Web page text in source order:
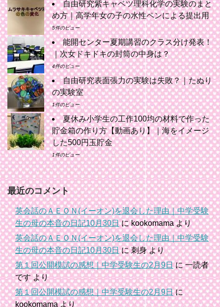
自由研究紫キャベツ理科化学の実験のまと
め方｜高学年女の子の水性ペンによる提出用
5件のビュー
能開センター夏期講習のクラス分け発表！
｜次女ドキドキの封筒の中身は？
4件のビュー
自由研究表面張力の実験は失敗？｜たぬり
の実験室
1件のビュー
夏休み小学生の工作100均の材料で作った
貯金箱の作り方【動画あり】｜海をイメージ
した500円玉貯金
1件のビュー
最近のコメント
英会話のＡＥＯＮ(イーオン)を退会した理由｜中学受験
生の母の本音の日記10月30日にkookomamaより
英会話のＡＥＯＮ(イーオン)を退会した理由｜中学受験
生の母の本音の日記10月30日に刺身より
第１回公開模試の感想｜中学受験生の2月9日に一読者
ですより
第１回公開模試の感想｜中学受験生の2月9日に
kookomamaより